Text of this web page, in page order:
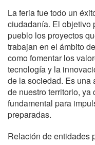
La feria fue todo un
ciudadanía. El objetivo
pueblo los proyectos
trabajan en el ámbito
como fomentar los
tecnología y la
de la sociedad. Es una
de nuestro territorio,
fundamental para
preparadas.
Relación de entidades